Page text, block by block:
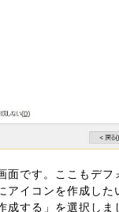
面です。ここもデフ
アイコンを作成した
成する」を選択しま